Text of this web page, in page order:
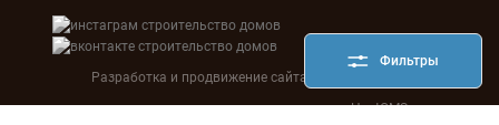
Фильтры
Разработка и продвижение сайта
HostCMS